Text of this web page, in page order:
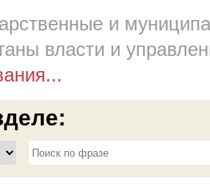
и
власти и